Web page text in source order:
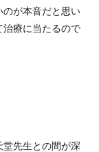
のが本音だと思い
治療に当たるので
先生との間が深